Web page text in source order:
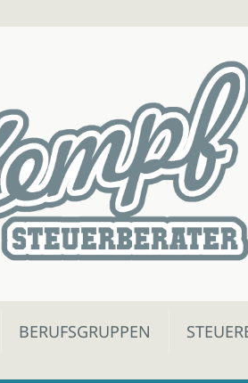
BERUFSGRUPPEN